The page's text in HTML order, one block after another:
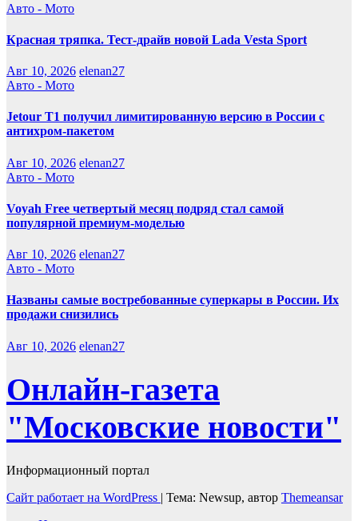
Авто - Мото
Красная тряпка. Тест-драйв новой Lada Vesta Sport
Авг 10, 2026 elenan27
Авто - Мото
Jetour T1 получил лимитированную версию в России с
антихром-пакетом
Авг 10, 2026 elenan27
Авто - Мото
Voyah Free четвертый месяц подряд стал самой
популярной премиум-моделью
Авг 10, 2026 elenan27
Авто - Мото
Названы самые востребованные суперкары в России. Их
продажи снизились
Авг 10, 2026 elenan27
Онлайн-газета
"Московские новости"
Информационный портал
Сайт работает на WordPress | Тема: Newsup, автор Themeansar